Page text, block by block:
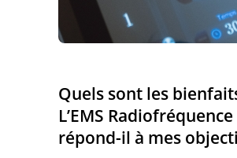
Quels sont les
L’EMS Radiofréquence
répond-il à mes